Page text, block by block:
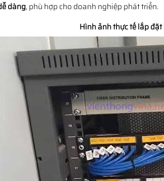
dàng, phù hợp cho doanh nghiệp phát triển.
Hình ảnh thực tế lắp